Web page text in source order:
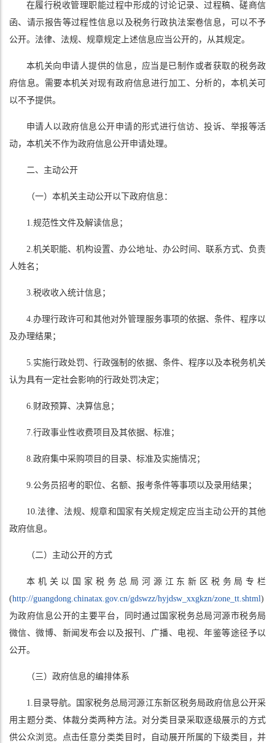
在履行税收管理职能过程中形成的讨论记录、过程稿、磋商信
函、请示报告等过程性信息以及税务行政执法案卷信息，可以不予
公开。法律、法规、规章规定上述信息应当公开的，从其规定。
本机关向申请人提供的信息，应当是已制作或者获取的税务政
府信息。需要本机关对现有政府信息进行加工、分析的，本机关可
以不予提供。
申请人以政府信息公开申请的形式进行信访、投诉、举报等活
动，本机关不作为政府信息公开申请处理。
二、主动公开
（一）本机关主动公开以下政府信息：
1.规范性文件及解读信息；
2.机关职能、机构设置、办公地址、办公时间、联系方式、负责
人姓名；
3.税收收入统计信息；
4.办理行政许可和其他对外管理服务事项的依据、条件、程序以
及办理结果；
5.实施行政处罚、行政强制的依据、条件、程序以及本税务机关
认为具有一定社会影响的行政处罚决定；
6.财政预算、决算信息；
7.行政事业性收费项目及其依据、标准；
8.政府集中采购项目的目录、标准及实施情况；
9.公务员招考的职位、名额、报考条件等事项以及录用结果；
10.法律、法规、规章和国家有关规定规定应当主动公开的其他
政府信息。
（二）主动公开的方式
本机关以国家税务总局河源江东新区税务局专栏
(http://guangdong.chinatax.gov.cn/gdswzz/hyjdsw_xxgkzn/zone_tt.shtml)
为政府信息公开的主要平台，同时通过国家税务总局河源市税务局
微信、微博、新闻发布会以及报刊、广播、电视、年鉴等途径予以
公开。
（三）政府信息的编排体系
1.目录导航。国家税务总局河源江东新区税务局政府信息公开采
用主题分类、体裁分类两种方法。对分类目录采取逐级展示的方式
供公众浏览。点击任意分类类目时，自动展开所属的下级类目，并